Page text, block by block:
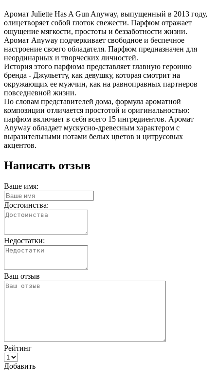
Аромат Juliette Has A Gun Anyway, выпущенный в 2013 году,
олицетворяет собой глоток свежести. Парфюм отражает
ощущение мягкости, простоты и беззаботности жизни.
Аромат Anyway подчеркивает свободное и беспечное
настроение своего обладателя. Парфюм предназначен для
неординарных и творческих личностей.
История этого парфюма представляет главную героиню
бренда - Джульетту, как девушку, которая смотрит на
окружающих ее мужчин, как на равноправных партнеров
повседневной жизни.
По словам представителей дома, формула ароматной
композиции отличается простотой и оригинальностью:
парфюм включает в себя всего 15 ингредиентов. Аромат
Anyway обладает мускусно-древесным характером с
выразительными нотами белых цветов и цитрусовых
акцентов.
Написать отзыв
Ваше имя:
Достоинства:
Недостатки:
Ваш отзыв
Рейтинг
Добавить